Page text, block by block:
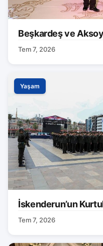
Beşkardeş ve
Tem 7, 2026
Yaşam
İskenderun’un
Tem 7, 2026